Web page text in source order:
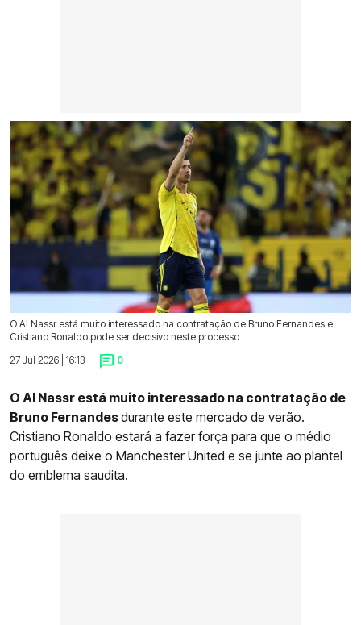
O Al Nassr está muito interessado na contratação de Bruno Fernandes e
Cristiano Ronaldo pode ser decisivo neste processo
27 Jul 2026 | 16:13 |
0
O Al Nassr está muito interessado na contratação de
Bruno Fernandesdurante este mercado de verão.
Cristiano Ronaldo estará a fazer força para que o médio
português deixe o Manchester United e se junte ao plantel
do emblema saudita.